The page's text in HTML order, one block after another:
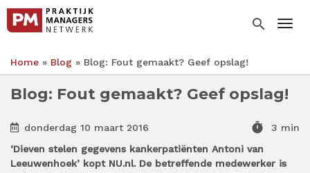
Overslaan
naar
inhoud
search
Kruimelpad
Home Blog Blog: Fout gemaakt? Geef opslag!
Blog: Fout gemaakt? Geef opslag!
donderdag 10 maart 2016 timer
3 min
‘Dieven stelen gegevens kankerpatiënten Antoni van
Leeuwenhoek’ kopt NU.nl. De betreffende medewerker is